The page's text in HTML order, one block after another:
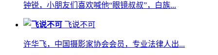
钟锐，小朋友们喜欢喊他“眼镜叔叔”，白族...
飞说不可
许华飞，中国摄影家协会会员，专业法律人出...